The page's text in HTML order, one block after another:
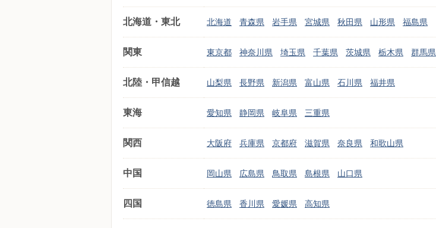
北海道・東北 北海道 青森県 岩手県 宮城県 秋田県 山形県 福島県
関東 東京都 神奈川県 埼玉県 千葉県 茨城県 栃木県 群馬県
北陸・甲信越 山梨県 長野県 新潟県 富山県 石川県 福井県
東海 愛知県 静岡県 岐阜県 三重県
関西 大阪府 兵庫県 京都府 滋賀県 奈良県 和歌山県
中国 岡山県 広島県 鳥取県 島根県 山口県
四国 徳島県 香川県 愛媛県 高知県